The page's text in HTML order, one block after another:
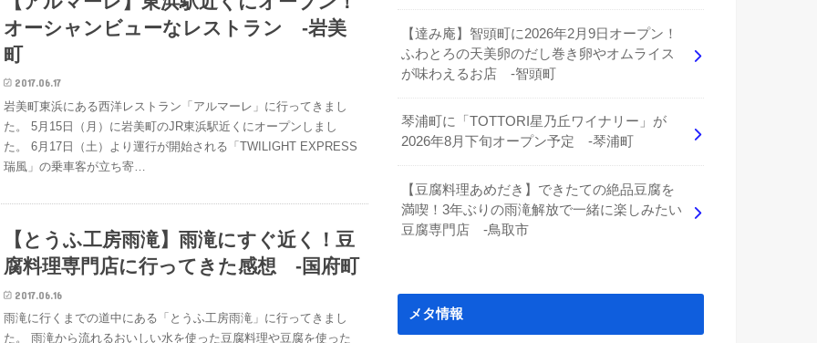
オーシャンビューなレストラン -岩美
町
2017.06.17
岩美町東浜にある西洋レストラン「アルマーレ」に行ってきまし
た。 5月15日（月）に岩美町のJR東浜駅近くにオープンしまし
た。 6月17日（土）より運行が開始される「TWILIGHT EXPRESS
瑞風」の乗車客が立ち寄…
【とうふ工房雨滝】雨滝にすぐ近く！豆
腐料理専門店に行ってきた感想 -国府町
2017.06.16
雨滝に行くまでの道中にある「とうふ工房雨滝」に行ってきまし
た。 雨滝から流れるおいしい水を使った豆腐料理や豆腐を使った
【達み庵】智頭町に2026年2月9日オープン！
ふわとろの天美卵のだし巻き卵やオムライス
が味わえるお店 -智頭町
琴浦町に「TOTTORI星乃丘ワイナリー」が
2026年8月下旬オープン予定 -琴浦町
【豆腐料理あめだき】できたての絶品豆腐を
満喫！3年ぶりの雨滝解放で一緒に楽しみたい
豆腐専門店 -鳥取市
メタ情報